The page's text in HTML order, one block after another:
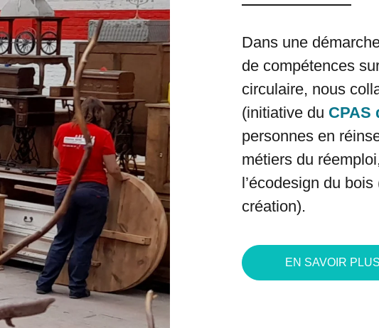
Dans une
de compétences
circulaire, nous
(initiative du CPAS
personnes en
métiers du réemploi
l’écodesign du bois
création).
EN SAVOIR PLUS